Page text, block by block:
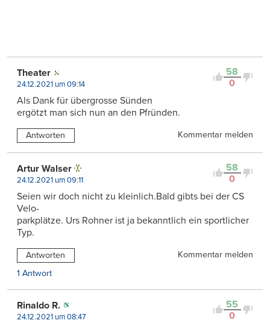
58
0
Theater
24.12.2021 um 09:14
Als Dank für übergrosse Sünden
ergötzt man sich nun an den Pfründen.
Antworten Kommentar melden
58
0
Artur Walser
24.12.2021 um 09:11
Seien wir doch nicht zu kleinlich.Bald gibts bei der CS
Velo-
parkplätze. Urs Rohner ist ja bekanntlich ein sportlicher
Typ.
Antworten
Kommentar melden
1 Antwort
55
0
Rinaldo R.
24.12.2021 um 08:47